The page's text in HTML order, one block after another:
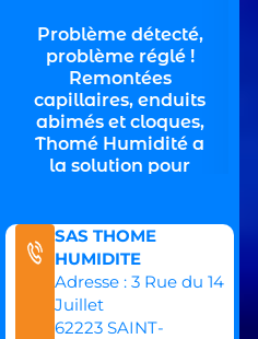
Problème détecté,
problème réglé !
Remontées
capillaires, enduits
abimés et cloques,
Thomé Humidité a
la solution pour
SAS THOME
HUMIDITE
Adresse : 3 Rue du 14
Juillet
62223 SAINT-